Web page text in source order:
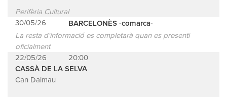
Perifèria Cultural
30/05/26
BARCELONÈS -comarca-
La resta d'informació es completarà quan es presenti
oficialment
22/05/26
20:00
CASSÀ DE LA SELVA
Can Dalmau